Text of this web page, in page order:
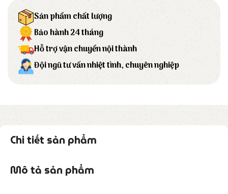
Sản phẩm chất lượng
Bảo hành 24 tháng
Hỗ trợ vận chuyển nội thành
Đội ngũ tư vấn nhiệt tình, chuyên nghiệp
Chi tiết sản phẩm
Mô tả sản phẩm